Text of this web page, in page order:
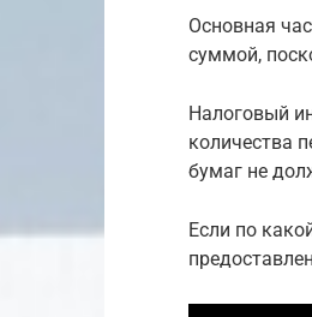
Основная
суммой,
Налоговый
количества
бумаг не
Если по